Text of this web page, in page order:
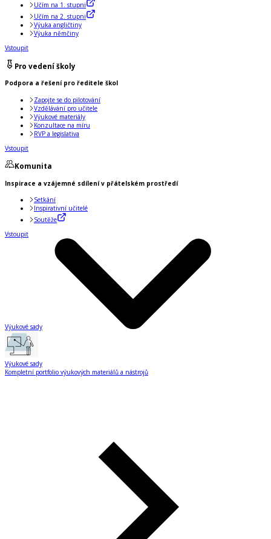
Učím na 1. stupni
Učím na 2. stupni
Výuka angličtiny
Výuka němčiny
Vstoupit
Pro vedení školy
Podpora a řešení pro ředitele škol
Zapojte se do pilotování
Vzdělávání pro učitele
Výukové materiály
Konzultace na míru
RVP a legislativa
Vstoupit
Komunita
Inspirace a vzájemné sdílení v přátelském prostředí
Setkání
Inspirativní učitelé
Soutěže
Vstoupit
Výukové sady
Výukové sady
Kompletní portfolio výukových materiálů a nástrojů